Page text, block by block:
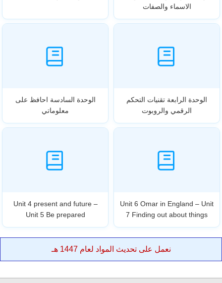
الاسماء والصفات
الوحدة الرابعة تقنيات التحكم
الرقمي والروبوت
الوحدة السادسة احافظ على
معلوماتي
Unit 6 Omar in England – Unit
7 Finding out about things
Unit 4 present and future –
Unit 5 Be prepared
نعمل على تحديث المواد لعام 1447 هـ